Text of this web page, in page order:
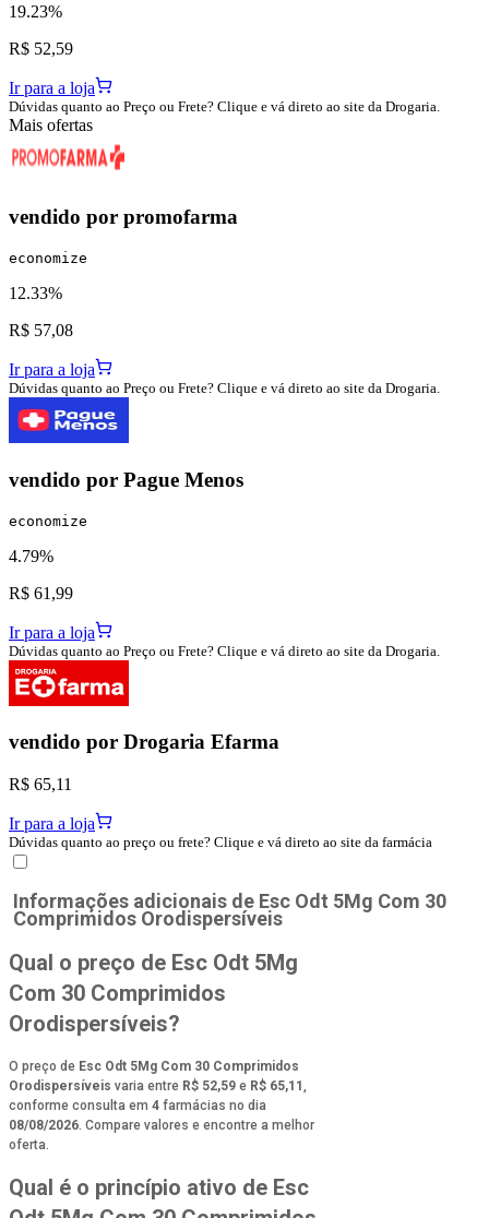
19.23%
R$ 52,59
Ir para a loja
Dúvidas quanto ao Preço ou Frete? Clique e vá direto ao site da Drogaria.
Mais ofertas
vendido por promofarma
economize
12.33%
R$ 57,08
Ir para a loja
Dúvidas quanto ao Preço ou Frete? Clique e vá direto ao site da Drogaria.
vendido por Pague Menos
economize
4.79%
R$ 61,99
Ir para a loja
Dúvidas quanto ao Preço ou Frete? Clique e vá direto ao site da Drogaria.
vendido por Drogaria Efarma
R$ 65,11
Ir para a loja
Dúvidas quanto ao preço ou frete? Clique e vá direto ao site da farmácia
Informações adicionais de Esc Odt 5Mg Com 30
Comprimidos Orodispersíveis
Qual o preço de Esc Odt 5Mg
Com 30 Comprimidos
Orodispersíveis?
O preço de Esc Odt 5Mg Com 30 Comprimidos
Orodispersíveis varia entre R$ 52,59 e R$ 65,11 ,
conforme consulta em 4 farmácias no dia
08/08/2026. Compare valores e encontre a melhor
oferta.
Qual é o princípio ativo de Esc